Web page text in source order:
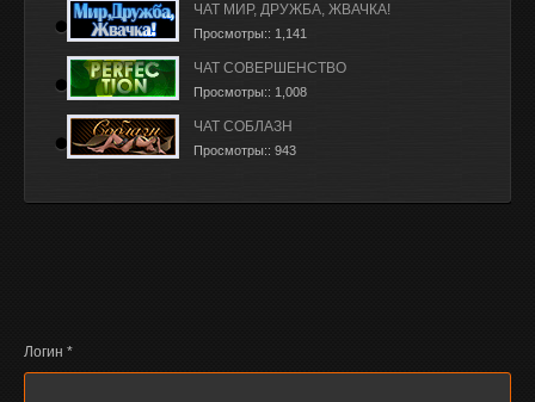
ЧАТ МИР, ДРУЖБА, ЖВАЧКА!
Просмотры:: 1,141
ЧАТ СОВЕРШЕНСТВО
Просмотры:: 1,008
ЧАТ СОБЛАЗН
Просмотры:: 943
Логин *